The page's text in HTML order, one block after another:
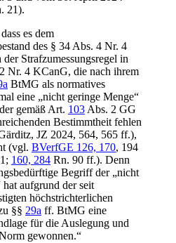
21).
es dem
des § 34 Abs. 4 Nr. 4
Strafzumessungsregel in
Nr. 4 KCanG, die nach ihrem
BtMG als normatives
eine „nicht geringe Menge“
gemäß Art. 103 Abs. 2 GG
Bestimmtheit fehlen
JZ 2024, 564, 565 ff.),
(vgl. BVerfGE 126, 170, 194
160, 284 Rn. 90 ff.). Denn
Begriff der „nicht
aufgrund der seit
höchstrichterlichen
§§ 29a ff. BtMG eine
für die Auslegung und
gewonnen.“